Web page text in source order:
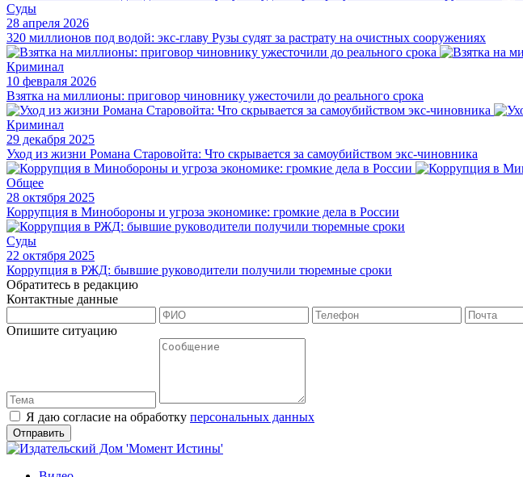
Суды
28 апреля 2026
320 миллионов под водой: экс-главу Рузы судят за растрату на очистных сооружениях
Криминал
10 февраля 2026
Взятка на миллионы: приговор чиновнику ужесточили до реального срока
Криминал
29 декабря 2025
Уход из жизни Романа Старовойта: Что скрывается за самоубийством экс-чиновника
Общее
28 октября 2025
Коррупция в Минобороны и угроза экономике: громкие дела в России
Суды
22 октября 2025
Коррупция в РЖД: бывшие руководители получили тюремные сроки
Обратитесь в редакцию
Контактные данные
Опишите ситуацию
Я даю согласие на обработку персональных данных